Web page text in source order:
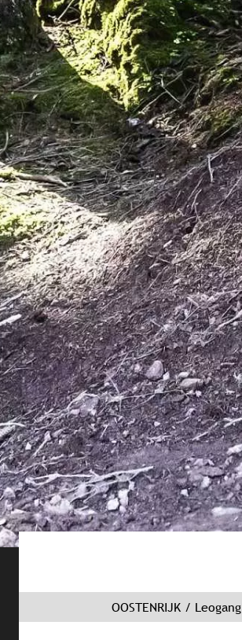
OOSTENRIJK / Leogang